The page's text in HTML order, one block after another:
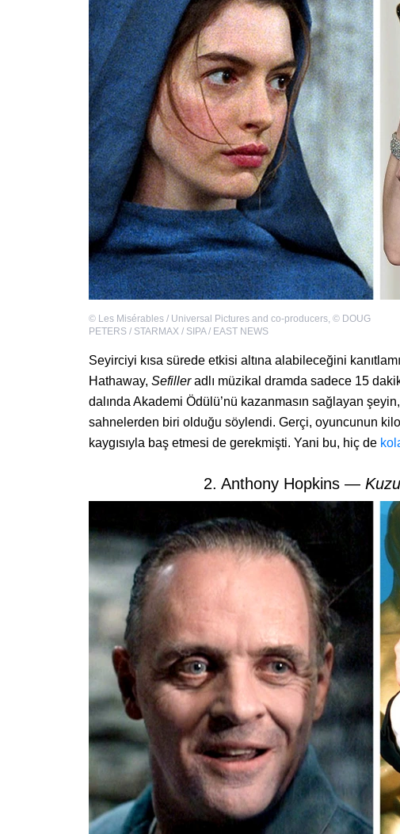
© Les Misérables / Universal Pictures and co-producers, © DOUG
PETERS / STARMAX / SIPA / EAST NEWS
Seyirciyi kısa sürede etkisi altına alabileceğini
Hathaway, Sefilleradlı müzikal dramda sadece 15
dalında Akademi Ödülü’nü kazanmasın sağlayan
sahnelerden biri olduğu söylendi. Gerçi, oyuncunun
kaygısıyla baş etmesi de gerekmişti. Yani bu, hiç de
2. Anthony Hopkins —